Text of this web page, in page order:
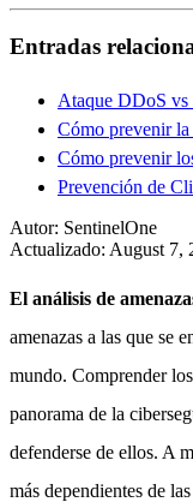
Entradas
Ataque DDoS vs
Cómo prevenir la
Cómo prevenir
Prevención de
Autor: SentinelOne
Actualizado: August 7,
El análisis de
amenazas a las que se
mundo. Comprender
panorama de la
defenderse de ellos. A
más dependientes de